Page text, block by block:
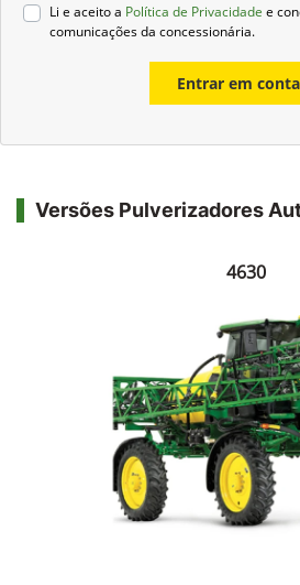
Li e aceito a Política de Privacidade e
comunicações da concessionária.
Entrar em
Versões Pulverizadores
4630